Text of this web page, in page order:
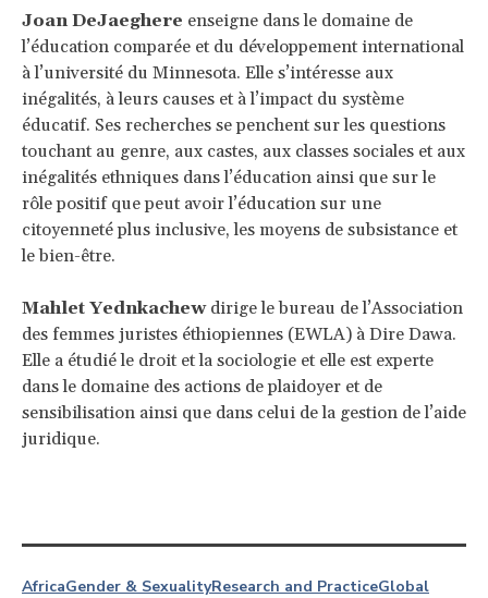
Joan DeJaeghere enseigne dans le domaine de
l’éducation comparée et du développement international
à l’université du Minnesota. Elle s’intéresse aux
inégalités, à leurs causes et à l’impact du système
éducatif. Ses recherches se penchent sur les questions
touchant au genre, aux castes, aux classes sociales et aux
inégalités ethniques dans l’éducation ainsi que sur le
rôle positif que peut avoir l’éducation sur une
citoyenneté plus inclusive, les moyens de subsistance et
le bien-être.
Mahlet Yednkachewdirige le bureau de l’Association
des femmes juristes éthiopiennes (EWLA) à Dire Dawa.
Elle a étudié le droit et la sociologie et elle est experte
dans le domaine des actions de plaidoyer et de
sensibilisation ainsi que dans celui de la gestion de l’aide
juridique.
AfricaGender & SexualityResearch and PracticeGlobal